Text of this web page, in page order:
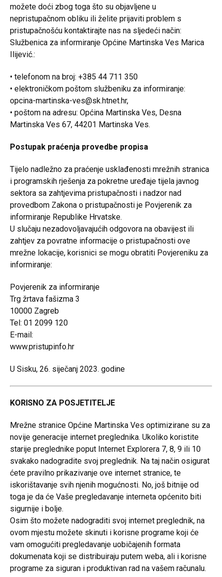
možete doći zbog toga što su objavljene u
nepristupačnom obliku ili želite prijaviti problem s
pristupačnošću kontaktirajte nas na sljedeći način:
Službenica za informiranje Općine Martinska Ves Marica
Ilijević.:
• telefonom na broj: +385 44 711 350
• elektroničkom poštom službeniku za informiranje:
opcina-martinska-ves@sk.htnet.hr,
• poštom na adresu: Općina Martinska Ves, Desna
Martinska Ves 67, 44201 Martinska Ves.
Postupak praćenja provedbe propisa
Tijelo nadležno za praćenje usklađenosti mrežnih stranica
i programskih rješenja za pokretne uređaje tijela javnog
sektora sa zahtjevima pristupačnosti i nadzor nad
provedbom Zakona o pristupačnosti je Povjerenik za
informiranje Republike Hrvatske.
U slučaju nezadovoljavajućih odgovora na obavijest ili
zahtjev za povratne informacije o pristupačnosti ove
mrežne lokacije, korisnici se mogu obratiti Povjereniku za
informiranje:
Povjerenik za informiranje
Trg žrtava fašizma 3
10000 Zagreb
Tel: 01 2099 120
E-mail:
www.pristupinfo.hr
U Sisku, 26. siječanj 2023. godine
KORISNO ZA POSJETITELJE
Mrežne stranice Općine Martinska Ves optimizirane su za
novije generacije internet preglednika. Ukoliko koristite
starije preglednike poput Internet Explorera 7, 8, 9 ili 10
svakako nadogradite svoj preglednik. Na taj način osigurat
ćete pravilno prikazivanje ove internet stranice, te
iskorištavanje svih njenih mogućnosti. No, još bitnije od
toga je da će Vaše pregledavanje interneta općenito biti
sigurnije i bolje.
Osim što možete nadograditi svoj internet preglednik, na
ovom mjestu možete skinuti i korisne programe koji će
vam omogućiti pregledavanje uobičajenih formata
dokumenata koji se distribuiraju putem weba, ali i korisne
programe za siguran i produktivan rad na vašem računalu.